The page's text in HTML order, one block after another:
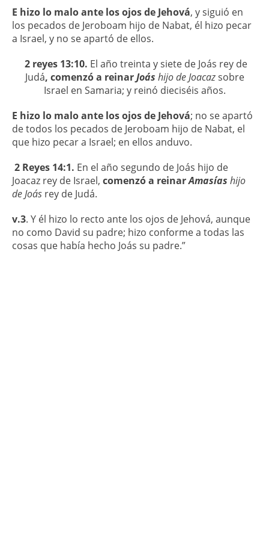
E hizo lo malo ante los ojos de Jehová, y siguió en
los pecados de Jeroboam hijo de Nabat, él hizo pecar
a Israel, y no se apartó de ellos.
2 reyes 13:10. El año treinta y siete de Joás rey de
Judá, comenzó a reinarJoás hijo de Joacazsobre
Israel en Samaria; y reinó dieciséis años.
E hizo lo malo ante los ojos de Jehová; no se apartó
de todos los pecados de Jeroboam hijo de Nabat, el
que hizo pecar a Israel; en ellos anduvo.
2 Reyes 14:1. En el año segundo de Joás hijo de
Joacaz rey de Israel, comenzó a reinarAmasías hijo
de Joás rey de Judá.
v.3. Y él hizo lo recto ante los ojos de Jehová, aunque
no como David su padre; hizo conforme a todas las
cosas que había hecho Joás su padre.”